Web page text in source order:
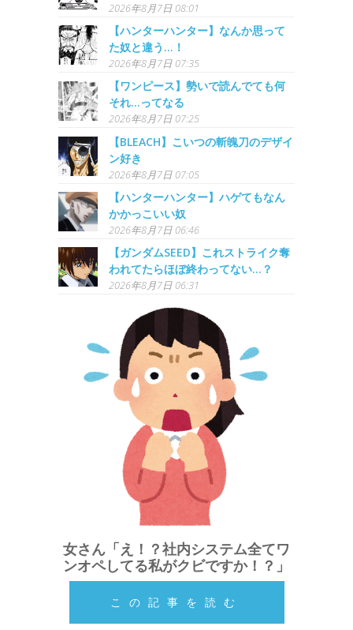
2026年8月7日 08:01
【ハンターハンター】なんか思って
た奴と違う…！
2026年8月7日 07:35
【ワンピース】勢いで読んでても何
それ…ってなる
2026年8月7日 07:25
【BLEACH】こいつの斬魄刀のデザイ
ン好き
2026年8月7日 07:05
【ハンターハンター】ハゲてもなん
かかっこいい奴
2026年8月7日 06:46
【ガンダムSEED】これストライク奪
われてたらほぼ終わってない…？
2026年8月7日 06:31
女さん「え！？社内システム全てワ
ンオペしてる私がクビですか！？」
この記事を読む